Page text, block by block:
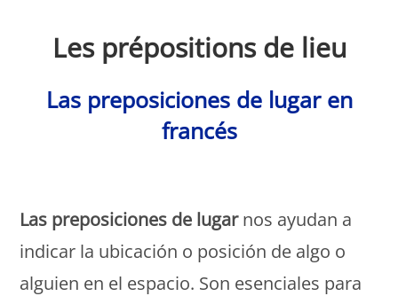
Les prépositions de lieu
Las preposiciones de lugar en
francés
Las preposiciones de lugarnos ayudan a
indicar la ubicación o posición de algo o
alguien en el espacio. Son esenciales para